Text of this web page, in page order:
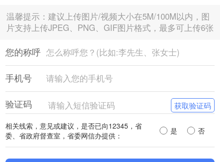
温馨提示：建议上传图片/视频大小在5M/100M以内，图
片支持上传JPEG、PNG、GIF图片格式，最多可上传6张
您的称呼
手机号
验证码 获取验证码
相关线索，意见或建议，是否已向12345，省
委、省政府督查室，省委网信办提供：
是 否